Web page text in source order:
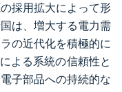
採用拡大によって形
は、増大する電力需
の近代化を積極的に
よる系統の信頼性と
子部品への持続的な